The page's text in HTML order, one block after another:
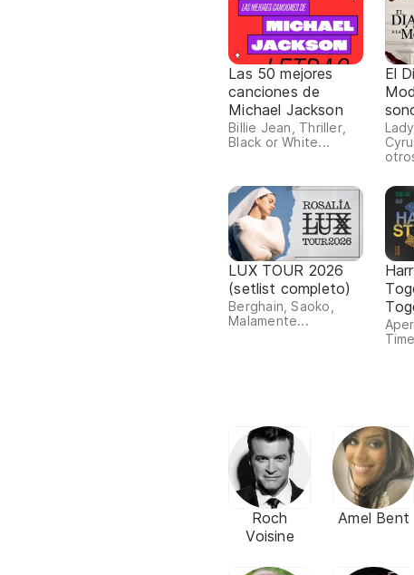
Las 50 mejores
canciones de
Michael Jackson
Billie Jean, Thriller,
Black or White...
El
LUX TOUR 2026
(setlist completo)
Berghain, Saoko,
Malamente...
Roch
Voisine
Amel Bent